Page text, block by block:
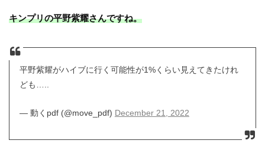
キンプリの平野紫耀さんですね。
平野紫耀がハイブに行く可能性が1%くらい見えてきたけれ
ども…..
— 動くpdf (@move_pdf) December 21, 2022